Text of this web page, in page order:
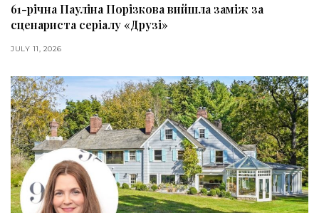
61-річна Пауліна Порізкова вийшла заміж за
сценариста серіалу «Друзі»
JULY 11, 2026